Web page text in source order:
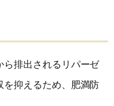
ら排出されるリパーゼ
を抑えるため、肥満防